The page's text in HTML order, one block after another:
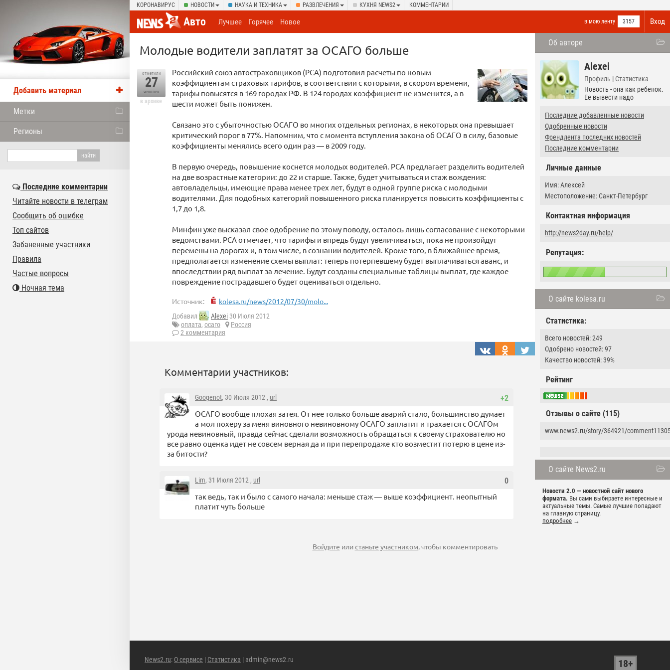
КОРОНАВИРУС НОВОСТИ НАУКА И ТЕХНИКА РАЗВЛЕЧЕНИЯ КУХНЯ NEWS2 КОММЕНТАРИИ
Вход
Авто в мою ленту 3157
Лучшее Горячее Новое
Об авторе
Alexei
Профиль | Статистика
Новость - она как ребенок.
Ее вывести надо
Последние добавленные новости
Одобренные новости
Френдлента последних новостей
Последние комментарии
Личные данные
Имя: Алексей
Местоположение: Санкт-Петербург
Контактная информация
http://news2day.ru/help/
Репутация:
О сайте kolesa.ru
Статистика:
Всего новостей: 249
Одобрено новостей: 97
Качество новостей: 39%
Рейтинг
Отзывы о сайте (115)
www.news2.ru/story/364921/
О сайте News2.ru
Новости 2.0 — новостной сайт нового
формата. Вы сами выбираете интересные и
актуальные темы. Самые лучшие попадают
на главную страницу.
подробнее →
Молодые водители заплатят за ОСАГО больше
отметили
27
человек
в архиве
Российский союз автостраховщиков (РСА) подготовил расчеты по новым
коэффициентам страховых тарифов, в соответствии с которыми, в скором времени,
тарифы повысятся в 169 городах РФ. В 124 городах коэффициент не изменится, а в
шести может быть понижен.
Связано это с убыточностью ОСАГО во многих отдельных регионах, в некоторых она превышает
критический порог в 77%. Напомним, что с момента вступления закона об ОСАГО в силу, базовые
коэффициенты менялись всего один раз — в 2009 году.
В первую очередь, повышение коснется молодых водителей. РСА предлагает разделить водителей
на две возрастные категории: до 22 и старше. Также, будет учитываться и стаж вождения:
автовладельцы, имеющие права менее трех лет, будут в одной группе риска с молодыми
водителями. Для подобных категорий повышенного риска планируется повысить коэффициенты с
1,7 до 1,8.
Минфин уже высказал свое одобрение по этому поводу, осталось лишь согласование с некоторыми
ведомствами. РСА отмечает, что тарифы и впредь будут увеличиваться, пока не произойдут
перемены на дорогах и, в том числе, в сознании водителей. Кроме того, в ближайшее время,
предполагается изменение схемы выплат: теперь потерпевшему будет выплачиваться аванс, и
впоследствии ряд выплат за лечение. Будут созданы специальные таблицы выплат, где каждое
повреждение пострадавшего будет оцениваться отдельно.
Источник: kolesa.ru/news/2012/07/30/molo...
Добавил Alexei 30 Июля 2012
оплата, осаго
Россия
2 комментария
Комментарии участников:
+2
Googenot, 30 Июля 2012 , url
ОСАГО вообще плохая затея. От нее только больше аварий стало, большинство думает
а мол похеру за меня виновного невиновному ОСАГО заплатит и трахается с ОСАГОм
урода невиновный, правда сейчас сделали возможность обращаться к своему страхователю но
все равно оценка идет не совсем верная да и при перепродаже кто возместит потерю в цене из-
за битости?
0
Lim, 31 Июля 2012 , url
так ведь, так и было с самого начала: меньше стаж — выше коэффициент. неопытный
платит чуть больше
Войдите илистаньте участником, чтобы комментировать
News2.ru: О сервисе | Статистика | admin@news2.ru 18+
Добавить материал
Метки
Регионы
Последние комментарии
Читайте новости в телеграм
Сообщить об ошибке
Топ сайтов
Забаненные участники
Правила
Частые вопросы
Ночная тема